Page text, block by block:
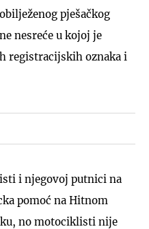
pješačkog
nesreće u kojoj je
registracijskih oznaka i
i njegovoj putnici na
pomoć na Hitnom
no motociklisti nije